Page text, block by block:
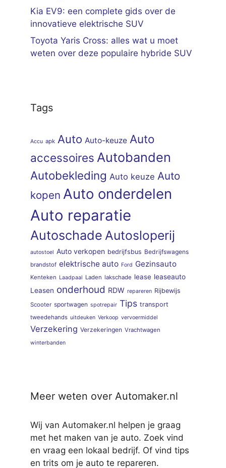
Kia EV9: een complete gids over de
innovatieve elektrische SUV
Toyota Yaris Cross: alles wat u moet
weten over deze populaire hybride SUV
Tags
Accu apk Auto Auto-keuze Auto
accessoires Autobanden
Autobekleding Auto keuze Auto
kopen Auto onderdelen
Auto reparatie
Autoschade Autosloperij
autostoel Auto verkopen bedrijfsbus Bedrijfswagens
brandstof elektrische auto Ford Gezinsauto
Kenteken Laadpaal Laden lakschade lease leaseauto
Leasen onderhoud RDW repareren Rijbewijs
Scooter sportwagen spotrepair Tips transport
tweedehands uitdeuken Verkoop vervoermiddel
Verzekering Verzekeringen Vrachtwagen
winterbanden
Meer weten over Automaker.nl
Wij van Automaker.nl helpen je graag
met het maken van je auto. Zoek vind
en vraag een lokaal bedrijf. Of vind tips
en trits om je auto te repareren.